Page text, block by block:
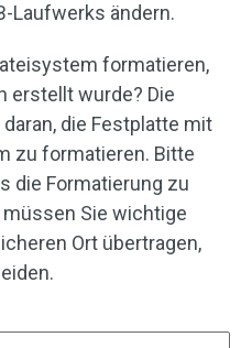
Laufwerks ändern.
formatieren,
erstellt wurde? Die
die Festplatte mit
zu formatieren. Bitte
die Formatierung zu
Sie wichtige
Ort übertragen,